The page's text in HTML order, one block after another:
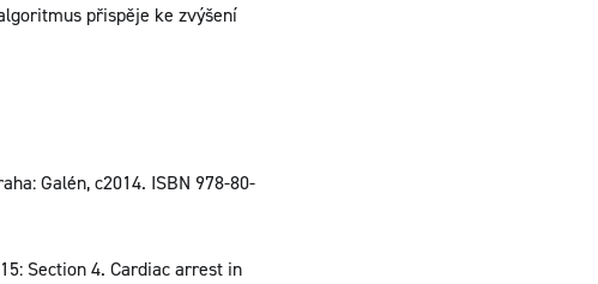
přispěje ke zvýšení
Galén, c2014. ISBN 978-80-
Section 4. Cardiac arrest in